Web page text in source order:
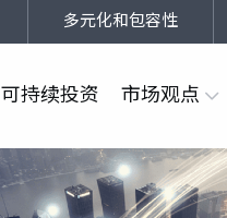
多元化和包容性
可持续投资 市场观点